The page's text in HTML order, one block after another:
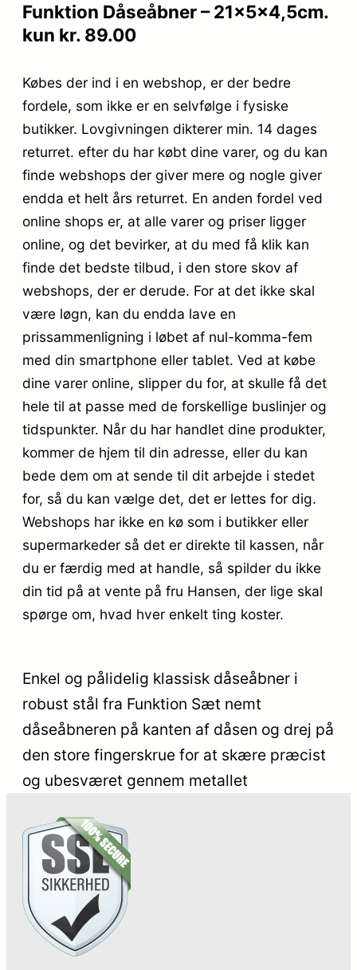
Funktion Dåseåbner – 21x5x4,5cm.
kun kr. 89.00
Købes der ind i en webshop, er der bedre
fordele, som ikke er en selvfølge i fysiske
butikker. Lovgivningen dikterer min. 14 dages
returret. efter du har købt dine varer, og du kan
finde webshops der giver mere og nogle giver
endda et helt års returret. En anden fordel ved
online shops er, at alle varer og priser ligger
online, og det bevirker, at du med få klik kan
finde det bedste tilbud, i den store skov af
webshops, der er derude. For at det ikke skal
være løgn, kan du endda lave en
prissammenligning i løbet af nul-komma-fem
med din smartphone eller tablet. Ved at købe
dine varer online, slipper du for, at skulle få det
hele til at passe med de forskellige buslinjer og
tidspunkter. Når du har handlet dine produkter,
kommer de hjem til din adresse, eller du kan
bede dem om at sende til dit arbejde i stedet
for, så du kan vælge det, det er lettes for dig.
Webshops har ikke en kø som i butikker eller
supermarkeder så det er direkte til kassen, når
du er færdig med at handle, så spilder du ikke
din tid på at vente på fru Hansen, der lige skal
spørge om, hvad hver enkelt ting koster.
Enkel og pålidelig klassisk dåseåbner i
robust stål fra Funktion Sæt nemt
dåseåbneren på kanten af dåsen og drej på
den store fingerskrue for at skære præcist
og ubesværet gennem metallet